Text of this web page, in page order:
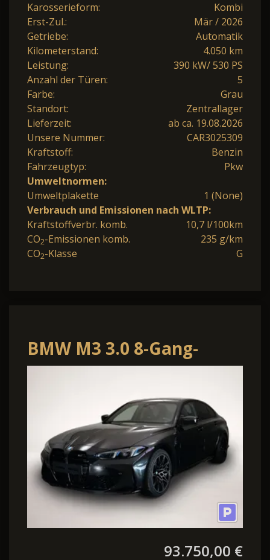
Karosserieform:
Kombi
Erst-Zul.:
Mär / 2026
Getriebe:
Automatik
Kilometerstand:
4.050 km
Leistung:
390 kW/ 530 PS
Anzahl der Türen:
5
Farbe:
Grau
Standort:
Zentrallager
Lieferzeit:
ab ca. 19.08.2026
Unsere Nummer:
CAR3025309
Kraftstoff:
Benzin
Fahrzeugtyp:
Pkw
Umweltnormen:
Umweltplakette
1 (None)
Verbrauch und Emissionen nach WLTP:
Kraftstoffverbr. komb.
10,7 l/100km
CO2-Emissionen komb.
235 g/km
CO2-Klasse G
BMW M3 3.0 8-Gang-
Steptronic xDrive
93.750,00 €